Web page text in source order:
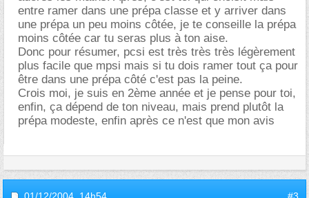
entre ramer dans une prépa classe et y arriver dans
une prépa un peu moins côtée, je te conseille la prépa
moins côtée car tu seras plus à ton aise.
Donc pour résumer, pcsi est très très très légèrement
plus facile que mpsi mais si tu dois ramer tout ça pour
être dans une prépa côté c'est pas la peine.
Crois moi, je suis en 2ème année et je pense pour toi,
enfin, ça dépend de ton niveau, mais prend plutôt la
prépa modeste, enfin après ce n'est que mon avis